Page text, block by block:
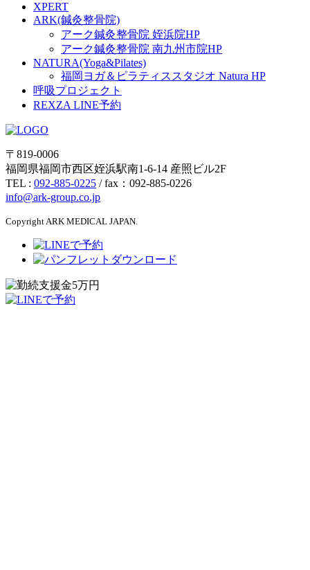
XPERT
ARK(鍼灸整骨院)
アーク鍼灸整骨院 姪浜院HP
アーク鍼灸整骨院 南九州市院HP
NATURA(Yoga&Pilates)
福岡ヨガ＆ピラティススタジオ Natura HP
呼吸プロジェクト
REXZA LINE予約
〒819-0006
福岡県福岡市西区姪浜駅南1-6-14 産照ビル2F
TEL : 092-885-0225 / fax：092-885-0226
info@ark-group.co.jp
Copyright ARK MEDICAL JAPAN.